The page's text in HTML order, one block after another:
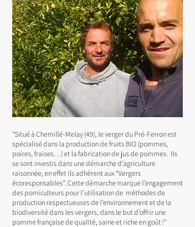
"Situé à Chemillé-Melay (49), le verger du Pré-Ferron est
spécialisé dans la production de fruits BIO (pommes,
poires, fraises…) et la fabrication de jus de pommes. Ils
se sont investis dans une démarche d’agriculture
raisonnée, en effet ils adhèrent aux “Vergers
écoresponsables”. Cette démarche marque l’engagement
des pomiculteurs pour l’utilisation de méthodes de
production respectueuses de l’environnement et de la
biodiversité dans les vergers, dans le but d’offrir une
pomme française de qualité, saine et riche en goût !"